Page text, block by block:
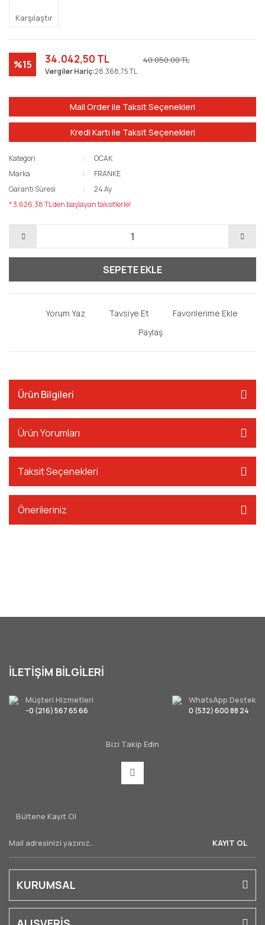
Karşılaştır
%15 34.042,50 TL
Vergiler Hariç:28.368,75 TL
40.050,00 TL
Mail Order ile Taksit Seçenekleri
Kredi Kartı ile Taksit Seçenekleri
Kategori
OCAK
Marka
FRANKE
Garanti Süresi
24 Ay
* 3.626,38 TL den başlayan taksitlerle!
SEPETE EKLE
Yorum Yaz
Tavsiye Et
Paylaş
Ürün Bilgileri
Ürün Yorumları
Taksit Seçenekleri
Önerileriniz
İLETİŞİM BİLGİLERİ
Müşteri Hizmetleri
-0 (216) 567 65 66
WhatsApp Destek
0 (532) 600 88 24
Bizi Takip Edin
Bültene Kayıt Ol
KAYIT OL
KURUMSAL